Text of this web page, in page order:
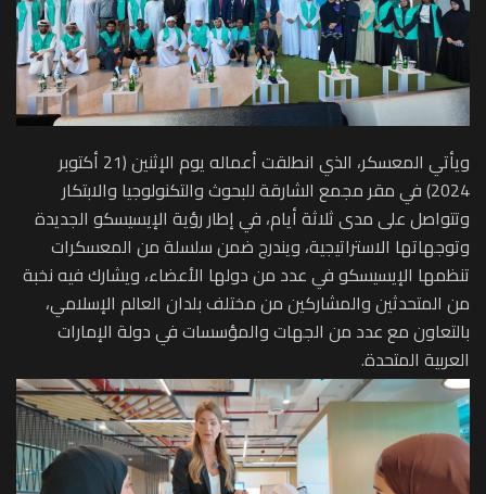
ويأتي المعسكر، الذي انطلقت أعماله يوم الإثنين (21 أكتوبر
2024) في مقر مجمع الشارقة للبحوث والتكنولوجيا والابتكار
وتتواصل على مدى ثلاثة أيام، في إطار رؤية الإيسيسكو الجديدة
وتوجهاتها الاستراتيجية، ويندرج ضمن سلسلة من المعسكرات
تنظمها الإيسيسكو في عدد من دولها الأعضاء، ويشارك فيه نخبة
من المتحدثين والمشاركين من مختلف بلدان العالم الإسلامي،
بالتعاون مع عدد من الجهات والمؤسسات في دولة الإمارات
العربية المتحدة.